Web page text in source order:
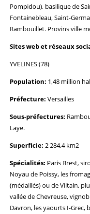
Pompidou), basilique de
Fontainebleau, Saint-
Rambouillet. Provins ville
Sites web et réseaux
YVELINES (78)
Population: 1,48 million
Préfecture: Versailles
Sous-préfectures:
Laye.
Superficie: 2 284,4 km2
Spécialités: Paris Brest,
Noyau de Poissy, les
(médaillés) ou de Viltain,
vallée de Chevreuse,
Davron, les yaourts I-Grec,